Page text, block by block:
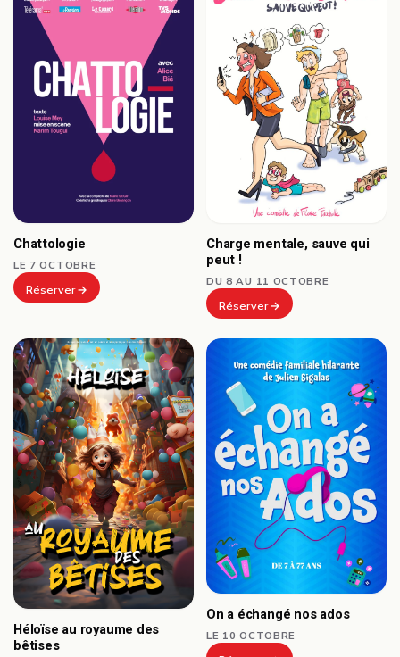
Chattologie
LE 7 OCTOBRE
Réserver
Charge mentale, sauve qui
peut !
DU 8 AU 11 OCTOBRE
Réserver
Héloïse au royaume des
bêtises
On a échangé nos ados
LE 10 OCTOBRE